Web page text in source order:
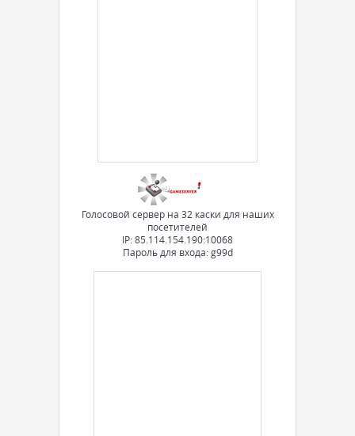
Голосовой сервер на 32 каски для наших
посетителей
IP: 85.114.154.190:10068
Пароль для входа: g99d